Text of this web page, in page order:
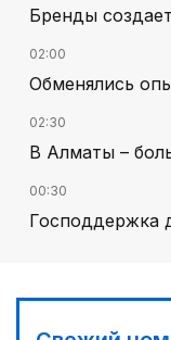
Бренды
02:00
Обменялись
02:30
В Алматы –
00:30
Господдержка